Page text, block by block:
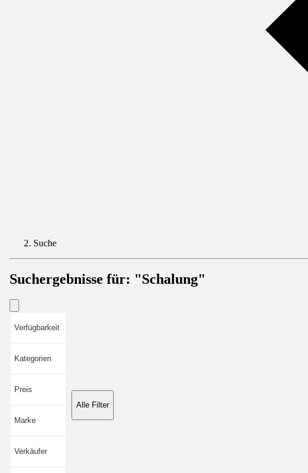
Suche
Suchergebnisse für: "Schalung"
Verfügbarkeit
Kategorien
Preis
Marke
Verkäufer
Alle Filter